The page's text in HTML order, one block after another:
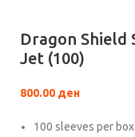
Dragon Shield
Jet (100)
800.00 ден
100 sleeves per box.